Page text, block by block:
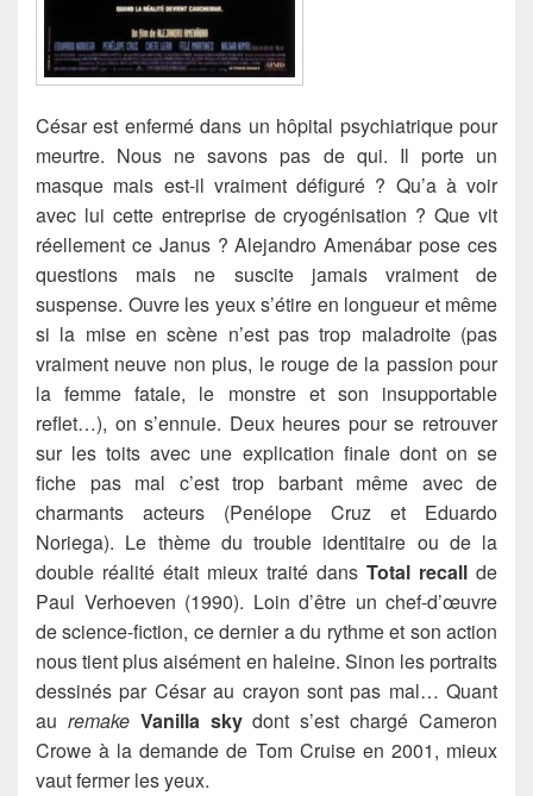
César est enfermé dans un hôpital psychiatrique pour
meurtre. Nous ne savons pas de qui. Il porte un
masque mais est-il vraiment défiguré ? Qu’a à voir
avec lui cette entreprise de cryogénisation ? Que vit
réellement ce Janus ? Alejandro Amenábar pose ces
questions mais ne suscite jamais vraiment de
suspense. Ouvre les yeux s’étire en longueur et même
si la mise en scène n’est pas trop maladroite (pas
vraiment neuve non plus, le rouge de la passion pour
la femme fatale, le monstre et son insupportable
reflet…), on s’ennuie. Deux heures pour se retrouver
sur les toits avec une explication finale dont on se
fiche pas mal c’est trop barbant même avec de
charmants acteurs (Penélope Cruz et Eduardo
Noriega). Le thème du trouble identitaire ou de la
double réalité était mieux traité dans Total recall de
Paul Verhoeven (1990). Loin d’être un chef-d’œuvre
de science-fiction, ce dernier a du rythme et son action
nous tient plus aisément en haleine. Sinon les portraits
dessinés par César au crayon sont pas mal… Quant
au remakeVanilla skydont s’est chargé Cameron
Crowe à la demande de Tom Cruise en 2001, mieux
vaut fermer les yeux.